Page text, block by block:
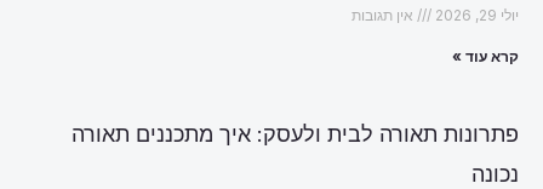
יולי 29, 2026 אין תגובות
קרא עוד »
פתרונות תאורה לבית ולעסק: איך מתכננים תאורה
נכונה